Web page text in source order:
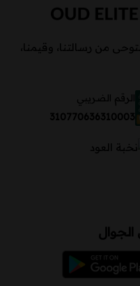
من رسالتنا، وقيمنا،
الرقم الضريبي
310770636310003